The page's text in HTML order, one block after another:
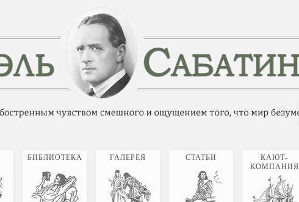
БИБЛИОТЕКА ГАЛЕРЕЯ СТАТЬИ
КАЮТ-
КОМПАНИЯ